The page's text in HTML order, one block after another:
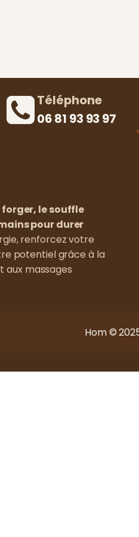
Téléphone
06 81 93 93 97‬
forger, le souffle
pour durer
renforcez votre
potentiel grâce à la
aux massages
Hom ©